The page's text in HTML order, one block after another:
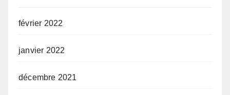
février 2022
janvier 2022
décembre 2021